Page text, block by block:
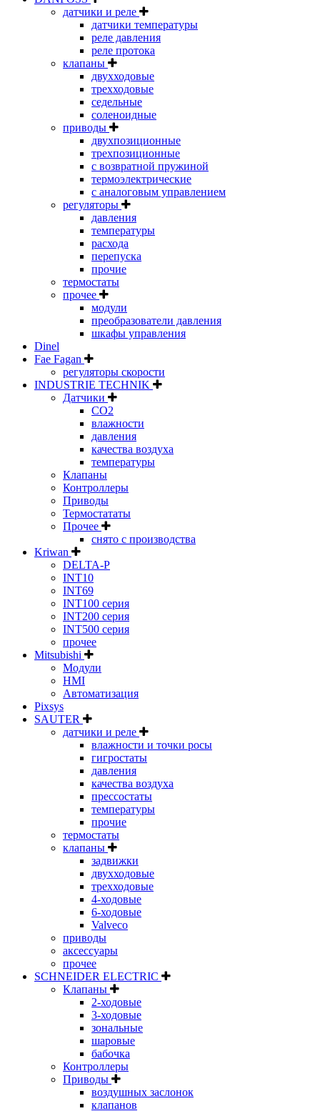
датчики и реле
датчики температуры
реле давления
реле протока
клапаны
двухходовые
трехходовые
седельные
соленоидные
приводы
двухпозиционные
трехпозиционные
с возвратной пружиной
термоэлектрические
с аналоговым управлением
регуляторы
давления
температуры
расхода
перепуска
прочие
термостаты
прочее
модули
преобразователи давления
шкафы управления
Dinel
Fae Fagan
регуляторы скорости
INDUSTRIE TECHNIK
Датчики
CO2
влажности
давления
качества воздуха
температуры
Клапаны
Контроллеры
Приводы
Термостататы
Прочее
снято с производства
Kriwan
DELTA-P
INT10
INT69
INT100 серия
INT200 серия
INT500 серия
прочее
Mitsubishi
Модули
HMI
Автоматизация
Pixsys
SAUTER
датчики и реле
влажности и точки росы
гигростаты
давления
качества воздуха
прессостаты
температуры
прочие
термостаты
клапаны
задвижки
двухходовые
трехходовые
4-ходовые
6-ходовые
Valveco
приводы
аксессуары
прочее
SCHNEIDER ELECTRIC
Клапаны
2-ходовые
3-ходовые
зональные
шаровые
бабочка
Контроллеры
Приводы
воздушных заслонок
клапанов